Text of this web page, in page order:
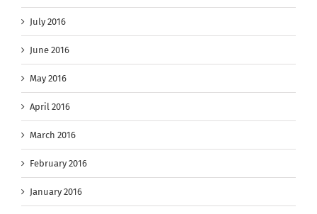
July 2016
June 2016
May 2016
April 2016
March 2016
February 2016
January 2016